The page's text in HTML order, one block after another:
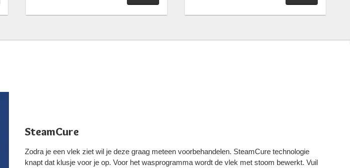
SteamCure
Zodra je een vlek ziet wil je deze graag meteen voorbehandelen. SteamCure technologie
knapt dat klusje voor je op. Voor het wasprogramma wordt de vlek met stoom bewerkt. Vuil